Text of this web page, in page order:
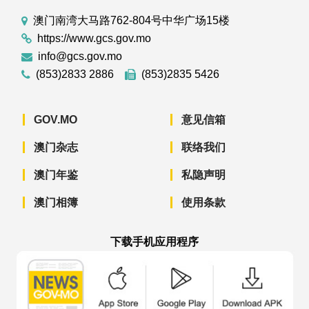
澳门南湾大马路762-804号中华广场15楼
https://www.gcs.gov.mo
info@gcs.gov.mo
(853)2833 2886
(853)2835 5426
GOV.MO
澳门杂志
澳门年鉴
澳门相簿
意见信箱
联络我们
私隐声明
使用条款
下载手机应用程序